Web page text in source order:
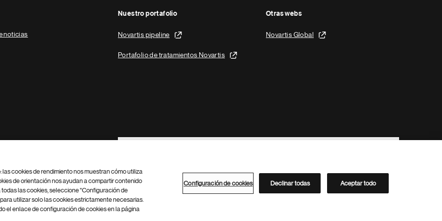
noticias
Nuestro portafolio
Novartis pipeline
Portafolio de tratamientos Novartis
Otras webs
Novartis Global
Footer Site Search
Configuración de cookies Mapa del sitio
Directorio de Novartis
cookies de rendimiento nos muestran cómo utiliza
de orientación nos ayudan a compartir contenido
las cookies, seleccione "Configuración de
utilizar solo las cookies estrictamente necesarias.
el enlace de configuración de cookies en la página
Configuración de cookies Declinar todas Aceptar todo